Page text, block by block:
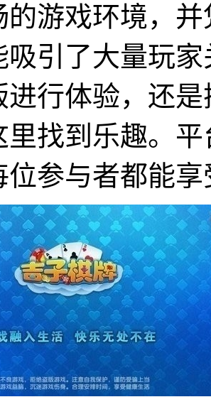
的游戏环境，
吸引了大量玩
进行体验，还
里找到乐趣。
位参与者都能